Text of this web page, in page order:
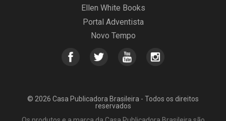
Ellen White Books
Portal Adventista
Novo Tempo
© 2026 Casa Publicadora Brasileira - Todos os direitos
reservados